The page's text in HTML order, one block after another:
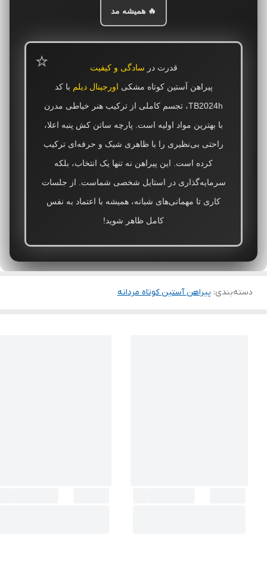
🔥 همیشه مد
قدرت در سادگی و کیفیت
پیراهن آستین کوتاه مشکی اورجینال دیلم با کد
TB2024h، تجسم کاملی از ترکیب هنر خیاطی مدرن
با بهترین مواد اولیه است. پارچه ساتن کش پنبه اعلا،
راحتی بی‌نظیری را با ظاهری شیک و حرفه‌ای ترکیب
کرده است. این پیراهن نه تنها یک انتخاب، بلکه
سرمایه‌گذاری در استایل شخصی شماست. از جلسات
کاری تا مهمانی‌های شبانه، همیشه با اعتماد به نفس
کامل ظاهر شوید!
دسته‌بندی: پیراهن آستین کوتاه مردانه